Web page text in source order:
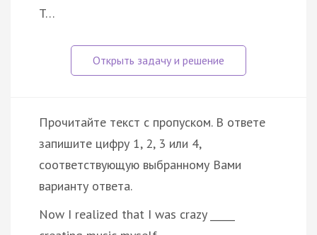
T…
Прочитайте текст с пропуском. В ответе
запишите цифру 1, 2, 3 или 4,
соответствующую выбранному Вами
варианту ответа.
Now I realized that I was crazy _____